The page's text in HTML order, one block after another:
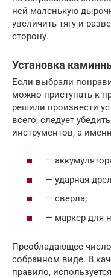
ней маленькую
увеличить тягу и
сторону.
Установка
Если выбрали
можно приступать к
решили произвести
всего, следует
инструментов, а
—
— ударная
— сверла;
— маркер для
Преобладающее
собранном виде. В
правило,